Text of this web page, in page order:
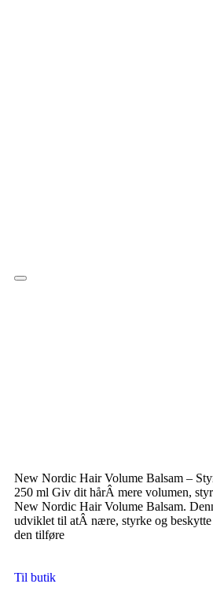
Hamburger Toggle Menu
New Nordic Hair Volume Balsam –
250 ml Giv dit hårÂ mere volumen,
New Nordic Hair Volume Balsam.
udviklet til atÂ nære, styrke og beskytte
den tilføre
Til butik